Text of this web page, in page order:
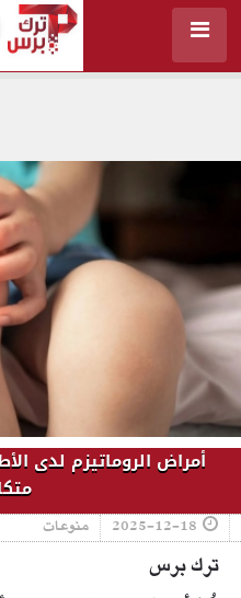
أمراض الروماتيزم لدى
2025-12-18 منوعات
ترك برس